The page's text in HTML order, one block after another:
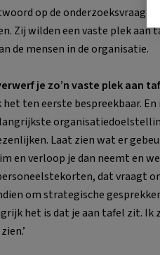
op de onderzoeksvraag
Zij wilden een vaste plek
de mensen in de organisatie.
je zo’n vaste plek aan
het ten eerste bespreekbaar.
Laat zien wat er
en verloop je dan neemt en
dat vraagt
om strategische
het is dat je aan tafel zit. Ik